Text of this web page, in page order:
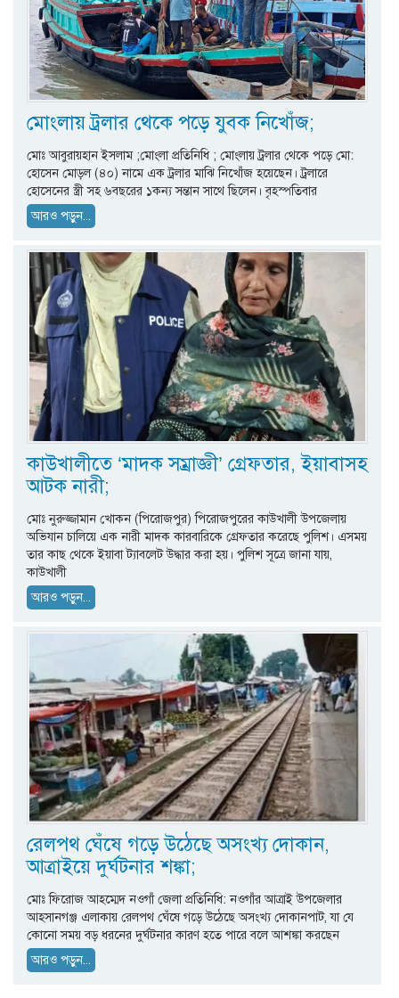
মোংলায় ট্রলার থেকে পড়ে যুবক নিখোঁজ;
মোঃ আবুরায়হান ইসলাম ;মোংলা প্রতিনিধি ; মোংলায় ট্রলার থেকে পড়ে মো:
হোসেন মোড়ল (৪০) নামে এক ট্রলার মাঝি নিখোঁজ হয়েছেন। ট্রলারে
হোসেনের স্ত্রী সহ ৬বছরের ১কন্য সন্তান সাথে ছিলেন। বৃহস্পতিবার
আরও পড়ুন...
কাউখালীতে ‘মাদক সম্রাজ্ঞী’ গ্রেফতার, ইয়াবাসহ
আটক নারী;
মোঃ নুরুজ্জামান খোকন (পিরোজপুর) পিরোজপুরের কাউখালী উপজেলায়
অভিযান চালিয়ে এক নারী মাদক কারবারিকে গ্রেফতার করেছে পুলিশ। এসময়
তার কাছ থেকে ইয়াবা ট্যাবলেট উদ্ধার করা হয়। পুলিশ সূত্রে জানা যায়,
কাউখালী
আরও পড়ুন...
রেলপথ ঘেঁষে গড়ে উঠেছে অসংখ্য দোকান,
আত্রাইয়ে দুর্ঘটনার শঙ্কা;
মোঃ ফিরোজ আহম্মেদ নওগাঁ জেলা প্রতিনিধি: নওগাঁর আত্রাই উপজেলার
আহসানগঞ্জ এলাকায় রেলপথ ঘেঁষে গড়ে উঠেছে অসংখ্য দোকানপাট, যা যে
কোনো সময় বড় ধরনের দুর্ঘটনার কারণ হতে পারে বলে আশঙ্কা করছেন
আরও পড়ুন...